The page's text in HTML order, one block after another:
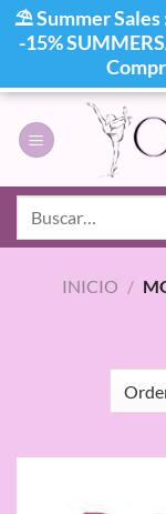
contenido
INICIO /
⛱ Summer Sales
-15%